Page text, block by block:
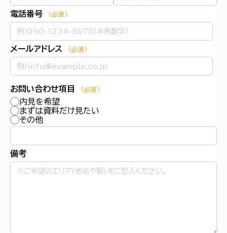
電話番号 （必須）
メールアドレス （必須）
お問い合わせ項目 （必須）
内見を希望
まずは資料だけ見たい
その他
備考